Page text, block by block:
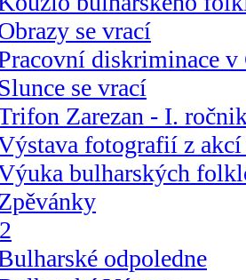
se vrací
diskriminace
se vrací
Zarezan - I.
fotografií z akcí
bulharských
odpoledne